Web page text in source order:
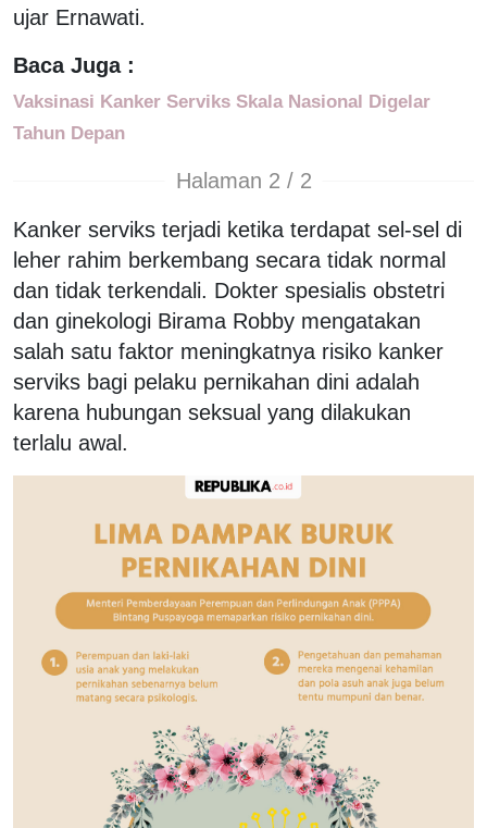
ujar Ernawati.
Baca Juga :
Vaksinasi Kanker Serviks Skala Nasional Digelar
Tahun Depan
Halaman 2 / 2
Kanker serviks terjadi ketika terdapat sel-sel di
leher rahim berkembang secara tidak normal
dan tidak terkendali. Dokter spesialis obstetri
dan ginekologi Birama Robby mengatakan
salah satu faktor meningkatnya risiko kanker
serviks bagi pelaku pernikahan dini adalah
karena hubungan seksual yang dilakukan
terlalu awal.